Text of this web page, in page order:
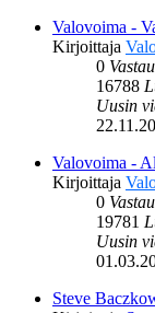
Valovoima -
Kirjoittaja
0
16788
Uusin
Valovoima -
Kirjoittaja
0
19781
Uusin
Steve